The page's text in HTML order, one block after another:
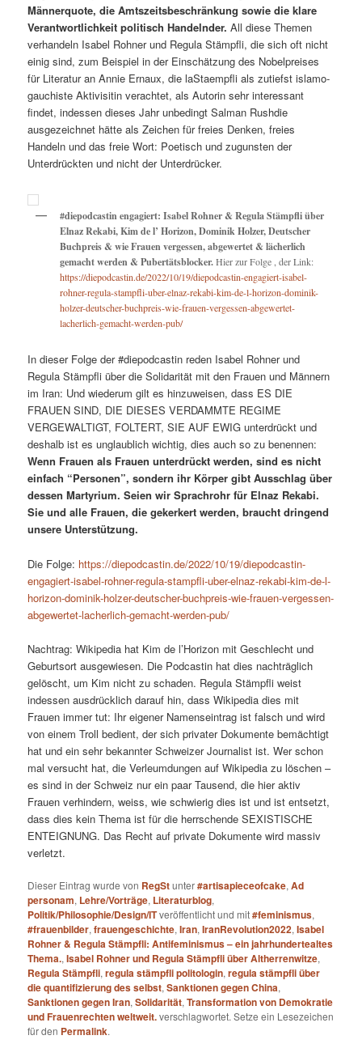
Männerquote, die Amtszeitsbeschränkung sowie die klare
Verantwortlichkeit politisch Handelnder. All diese Themen
verhandeln Isabel Rohner und Regula Stämpfli, die sich oft nicht
einig sind, zum Beispiel in der Einschätzung des Nobelpreises
für Literatur an Annie Ernaux, die laStaempfli als zutiefst islamo-
gauchiste Aktivisitin verachtet, als Autorin sehr interessant
findet, indessen dieses Jahr unbedingt Salman Rushdie
ausgezeichnet hätte als Zeichen für freies Denken, freies
Handeln und das freie Wort: Poetisch und zugunsten der
Unterdrückten und nicht der Unterdrücker.
#diepodcastin engagiert: Isabel Rohner & Regula Stämpfli über
Elnaz Rekabi, Kim de l’ Horizon, Dominik Holzer, Deutscher
Buchpreis & wie Frauen vergessen, abgewertet & lächerlich
gemacht werden & Pubertätsblocker.Hier zur Folge , der Link:
https://diepodcastin.de/2022/10/19/diepodcastin-engagiert-isabel-
rohner-regula-stampfli-uber-elnaz-rekabi-kim-de-l-horizon-dominik-
holzer-deutscher-buchpreis-wie-frauen-vergessen-abgewertet-
lacherlich-gemacht-werden-pub/
In dieser Folge der #diepodcastin reden Isabel Rohner und
Regula Stämpfli über die Solidarität mit den Frauen und Männern
im Iran: Und wiederum gilt es hinzuweisen, dass ES DIE
FRAUEN SIND, DIE DIESES VERDAMMTE REGIME
VERGEWALTIGT, FOLTERT, SIE AUF EWIG unterdrückt und
deshalb ist es unglaublich wichtig, dies auch so zu benennen:
Wenn Frauen als Frauen unterdrückt werden, sind es nicht
einfach “Personen”, sondern ihr Körper gibt Ausschlag über
dessen Martyrium. Seien wir Sprachrohr für Elnaz Rekabi.
Sie und alle Frauen, die gekerkert werden, braucht dringend
unsere Unterstützung.
Die Folge: https://diepodcastin.de/2022/10/19/diepodcastin-
engagiert-isabel-rohner-regula-stampfli-uber-elnaz-rekabi-kim-de-l-
horizon-dominik-holzer-deutscher-buchpreis-wie-frauen-vergessen-
abgewertet-lacherlich-gemacht-werden-pub/
Nachtrag: Wikipedia hat Kim de l’Horizon mit Geschlecht und
Geburtsort ausgewiesen. Die Podcastin hat dies nachträglich
gelöscht, um Kim nicht zu schaden. Regula Stämpfli weist
indessen ausdrücklich darauf hin, dass Wikipedia dies mit
Frauen immer tut: Ihr eigener Namenseintrag ist falsch und wird
von einem Troll bedient, der sich privater Dokumente bemächtigt
hat und ein sehr bekannter Schweizer Journalist ist. Wer schon
mal versucht hat, die Verleumdungen auf Wikipedia zu löschen –
es sind in der Schweiz nur ein paar Tausend, die hier aktiv
Frauen verhindern, weiss, wie schwierig dies ist und ist entsetzt,
dass dies kein Thema ist für die herrschende SEXISTISCHE
ENTEIGNUNG. Das Recht auf private Dokumente wird massiv
verletzt.
Dieser Eintrag wurde von RegStunter#artisapieceofcake,Ad
personam, Lehre/Vorträge, Literaturblog,
Politik/Philosophie/Design/ITveröffentlicht und mit#feminismus,
#frauenbilder,frauengeschichte,Iran,IranRevolution2022,Isabel
Rohner & Regula Stämpfli: Antifeminismus – ein jahrhundertealtes
Thema.,Isabel Rohner und Regula Stämpfli über Altherrenwitze,
Regula Stämpfli,regula stämpfli politologin,regula stämpfli über
die quantifizierung des selbst,Sanktionen gegen China,
Sanktionen gegen Iran,Solidarität,Transformation von Demokratie
und Frauenrechten weltweit.verschlagwortet. Setze ein Lesezeichen
für den Permalink.